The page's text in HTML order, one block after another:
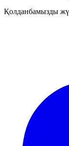
Қолданбамызды